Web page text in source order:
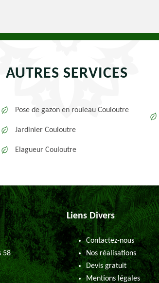
AUTRES SERVICES
Pose de gazon en rouleau Couloutre
Jardinier Couloutre
Elagueur Couloutre
58
Liens Divers
Contactez-nous
Nos réalisations
Devis gratuit
Mentions légales